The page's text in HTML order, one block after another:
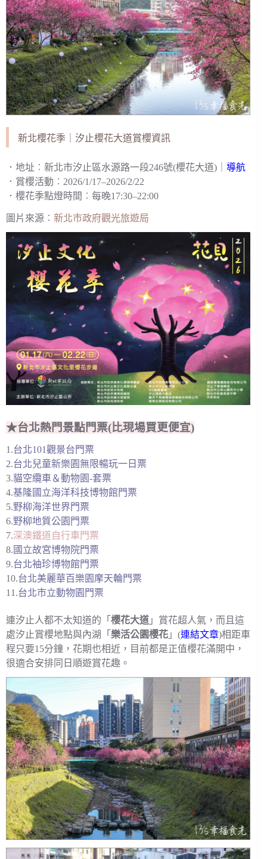
新北櫻花季｜汐止櫻花大道賞櫻資訊
．地址︰新北市汐止區水源路一段246號(櫻花大道)｜ 導航
．賞櫻活動︰2026/1/17–2026/2/22
．櫻花季點燈時間︰每晚17:30–22:00
圖片來源︰ 新北市政府觀光旅遊局
★台北熱門景點門票(比現場買更便宜)
1.台北101觀景台門票
2.台北兒童新樂園無限暢玩一日票
3.貓空纜車＆動物園-套票
4.基隆國立海洋科技博物館門票
5.野柳海洋世界門票
6.野柳地質公園門票
7.深澳鐵道自行車門票
8. 國立故宮博物院門票
9.台北袖珍博物館門票
10.台北美麗華百樂園摩天輪門票
11.台北市立動物園門票
連汐止人都不太知道的「 櫻花大道 」賞花超人氣，而且這
處汐止賞櫻地點與內湖「 樂活公園櫻花 」(連結文章)相距車
程只要15分鐘，花期也相近，目前都是正值櫻花滿開中，
很適合安排同日順遊賞花趣。